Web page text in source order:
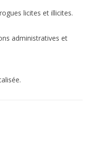
licites et illicites.
administratives et